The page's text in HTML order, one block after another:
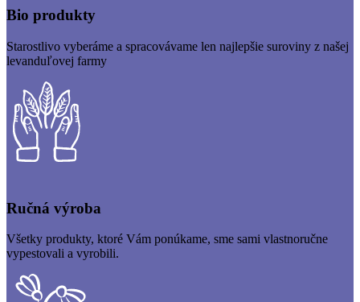
Bio produkty
Starostlivo vyberáme a spracovávame len najlepšie suroviny z našej
levanduľovej farmy
Ručná výroba
Všetky produkty, ktoré Vám ponúkame, sme sami vlastnoručne
vypestovali a vyrobili.